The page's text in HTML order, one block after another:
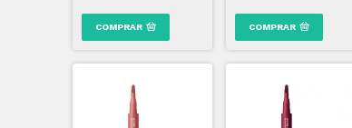
COMPRAR COMPRAR